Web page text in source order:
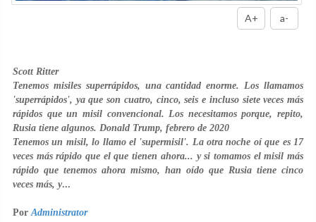
A+ a-
Scott Ritter
Tenemos misiles superrápidos, una cantidad enorme. Los llamamos
'superrápidos', ya que son cuatro, cinco, seis e incluso siete veces más
rápidos que un misil convencional. Los necesitamos porque, repito,
Rusia tiene algunos. Donald Trump, febrero de 2020
Tenemos un misil, lo llamo el 'supermisil'. La otra noche oí que es 17
veces más rápido que el que tienen ahora... y si tomamos el misil más
rápido que tenemos ahora mismo, han oído que Rusia tiene cinco
veces más, y...
Por Administrator